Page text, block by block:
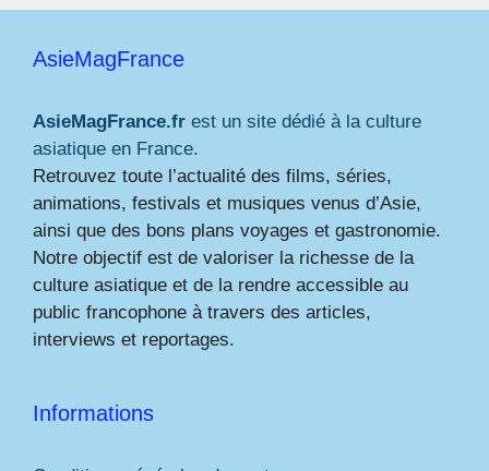
AsieMagFrance
AsieMagFrance.fr est un site dédié à la culture
asiatique en France.
Retrouvez toute l’actualité des films, séries,
animations, festivals et musiques venus d’Asie,
ainsi que des bons plans voyages et gastronomie.
Notre objectif est de valoriser la richesse de la
culture asiatique et de la rendre accessible au
public francophone à travers des articles,
interviews et reportages.
Informations